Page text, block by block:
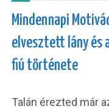
Mindennapi
elvesztett lány és
fiú története
Talán érezted már